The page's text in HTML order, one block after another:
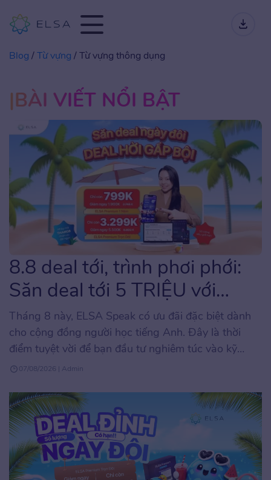
Blog /Từ vựng /Từ vựng thông dụng
BÀI VIẾT NỔI BẬT
8.8 deal tới, trình phơi phới:
Săn deal tới 5 TRIỆU với
ELSA Speak
Tháng 8 này, ELSA Speak có ưu đãi đặc biệt dành
cho cộng đồng người học tiếng Anh. Đây là thời
điểm tuyệt vời để bạn đầu tư nghiêm túc vào kỹ
năng phát âm và giao tiếp tiếng Anh với mức chi phí
áp […]
07/08/2026 | Admin